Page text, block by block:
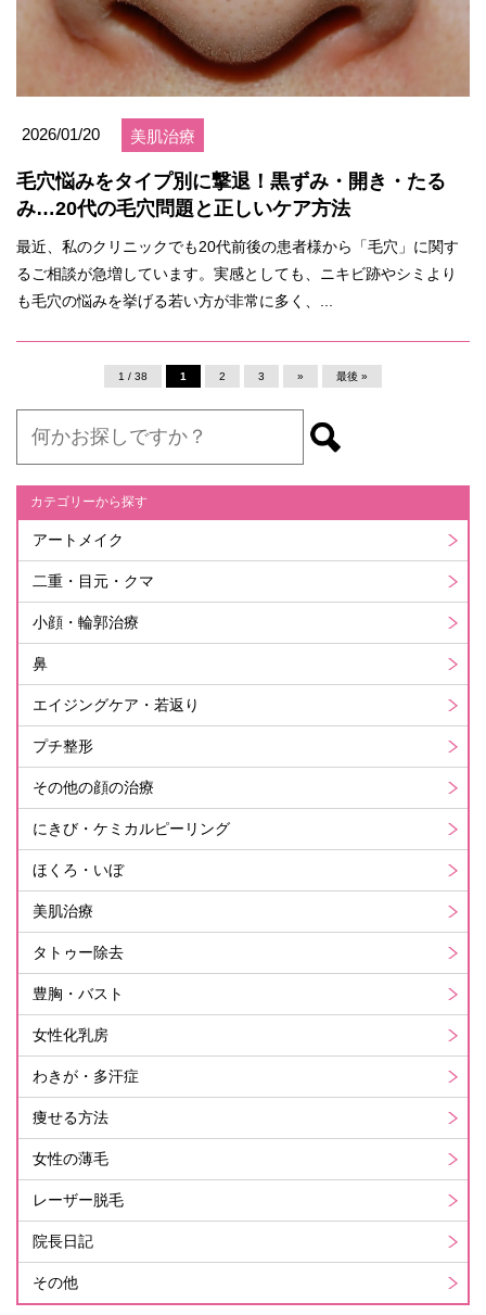
2026/01/20 美肌治療
毛穴悩みをタイプ別に撃退！黒ずみ・開き・たる
み…20代の毛穴問題と正しいケア方法
最近、私のクリニックでも20代前後の患者様から「毛穴」に関す
るご相談が急増しています。実感としても、ニキビ跡やシミより
も毛穴の悩みを挙げる若い方が非常に多く、...
1 / 38 1 2 3 » 最後 »
カテゴリーから探す
アートメイク
二重・目元・クマ
小顔・輪郭治療
鼻
エイジングケア・若返り
プチ整形
その他の顔の治療
にきび・ケミカルピーリング
ほくろ・いぼ
美肌治療
タトゥー除去
豊胸・バスト
女性化乳房
わきが・多汗症
痩せる方法
女性の薄毛
レーザー脱毛
院長日記
その他